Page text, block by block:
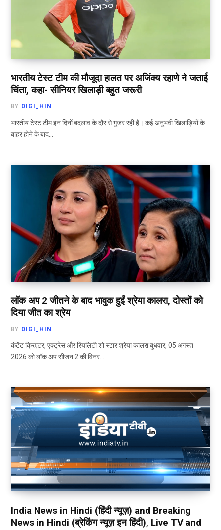
भारतीय टेस्ट टीम की मौजूदा हालत पर अजिंक्य रहाणे ने जताई
चिंता, कहा- सीनियर खिलाड़ी बहुत जरूरी
BY DIGI_HIN
भारतीय टेस्ट टीम इन दिनों बदलाव के दौर से गुजर रही है। कई अनुभवी खिलाड़ियों के
बाहर होने के बाद…
लॉक अप 2 जीतने के बाद भावुक हुईं श्रेया कालरा, दोस्तों को
दिया जीत का श्रेय
BY DIGI_HIN
कंटेंट क्रिएटर, एक्ट्रेस और रियलिटी शो स्टार श्रेया कालरा बुधवार, 05 अगस्त
2026 को लॉक अप सीजन 2 की विनर…
India News in Hindi (हिंदी न्यूज़) and Breaking
News in Hindi (ब्रेकिंग न्यूज़ इन हिंदी), Live TV and